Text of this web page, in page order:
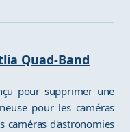
Quad-Band
pour supprimer une
pour les caméras
caméras d'astronomies